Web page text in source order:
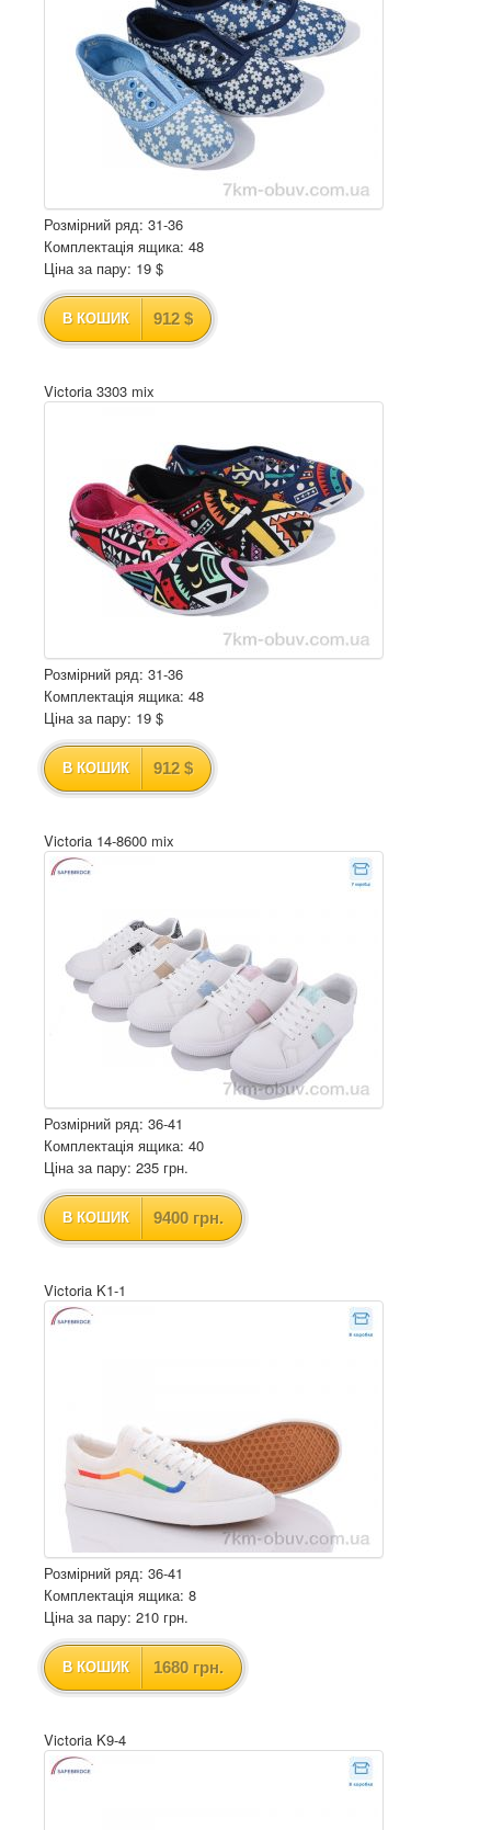
Розмірний ряд: 31-36
Комплектація ящика: 48
Ціна за пару: 19 $
В КОШИК 912 $
Victoria 3303 mix
Розмірний ряд: 31-36
Комплектація ящика: 48
Ціна за пару: 19 $
В КОШИК 912 $
Victoria 14-8600 mix
Розмірний ряд: 36-41
Комплектація ящика: 40
Ціна за пару: 235 грн.
В КОШИК 9400 грн.
Victoria K1-1
Розмірний ряд: 36-41
Комплектація ящика: 8
Ціна за пару: 210 грн.
В КОШИК 1680 грн.
Victoria K9-4